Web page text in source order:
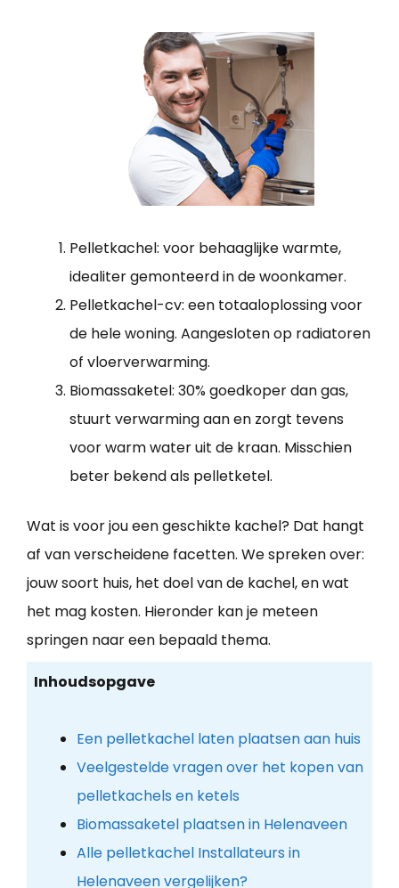
Pelletkachel: voor behaaglijke warmte,
idealiter gemonteerd in de woonkamer.
Pelletkachel-cv: een totaaloplossing voor
de hele woning. Aangesloten op radiatoren
of vloerverwarming.
Biomassaketel: 30% goedkoper dan gas,
stuurt verwarming aan en zorgt tevens
voor warm water uit de kraan. Misschien
beter bekend als pelletketel.
Wat is voor jou een geschikte kachel? Dat hangt
af van verscheidene facetten. We spreken over:
jouw soort huis, het doel van de kachel, en wat
het mag kosten. Hieronder kan je meteen
springen naar een bepaald thema.
Inhoudsopgave
Een pelletkachel laten plaatsen aan huis
Veelgestelde vragen over het kopen van
pelletkachels en ketels
Biomassaketel plaatsen in Helenaveen
Alle pelletkachel Installateurs in
Helenaveen vergelijken?